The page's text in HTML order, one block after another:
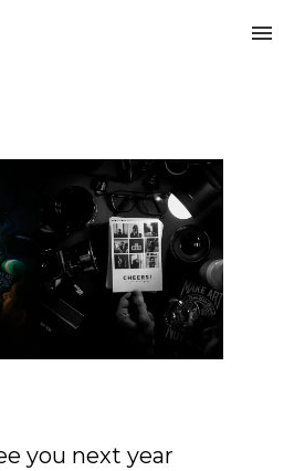
you next year